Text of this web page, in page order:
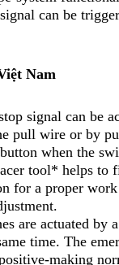
can be
Nam
signal can be
pull wire or by
when the
tool* helps to
for a proper work
are actuated by
time. The
making